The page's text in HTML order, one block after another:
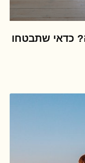
כדאי שתבטחו